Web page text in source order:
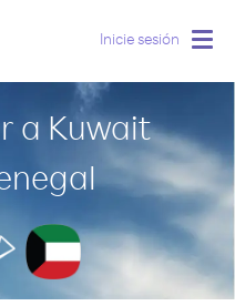
Inicie sesión
a Kuwait